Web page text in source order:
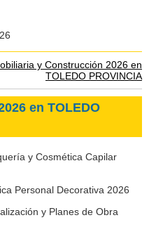
y Construcción 2026 en
TOLEDO PROVINCIA
en TOLEDO
y Cosmética Capilar
Personal Decorativa 2026
y Planes de Obra